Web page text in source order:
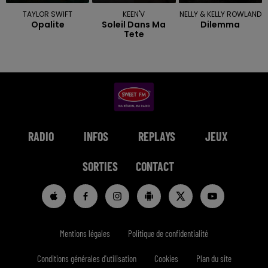
TAYLOR SWIFT
Opalite
KEEN'V
Soleil Dans Ma
Tete
NELLY & KELLY ROWLAND
Dilemma
RADIO INFOS REPLAYS JEUX
SORTIES CONTACT
Mentions légales Politique de confidentialité
Conditions générales d'utilisation Cookies Plan du site